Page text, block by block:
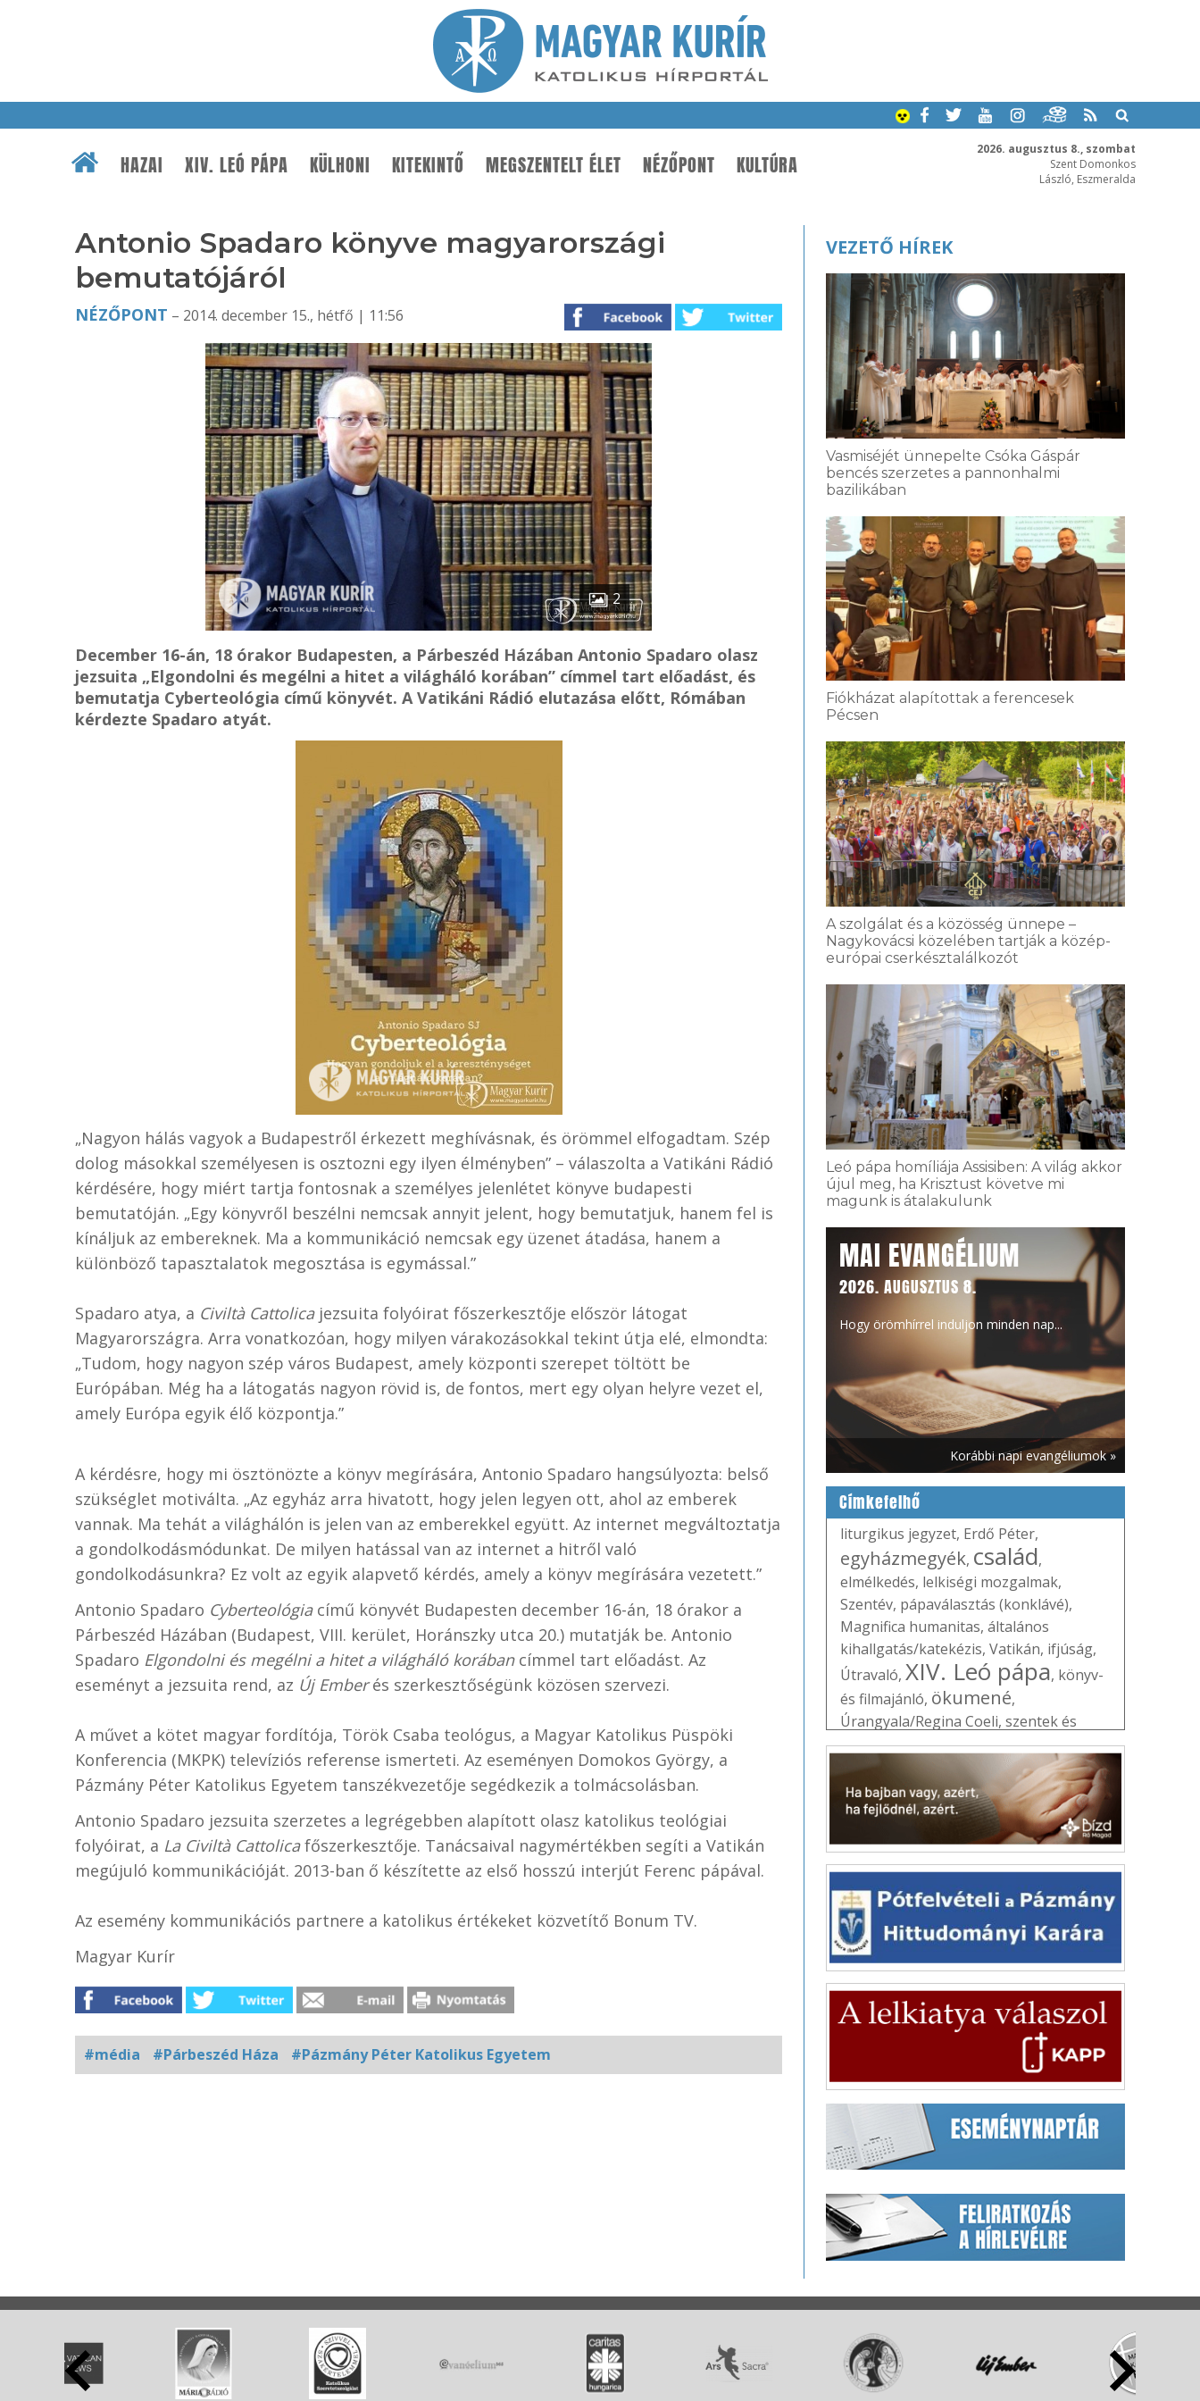
2026. augusztus 8., szombat
Szent Domonkos
László, Eszmeralda
HAZAI XIV. LEÓ PÁPA KÜLHONI KITEKINTŐ MEGSZENTELT ÉLET NÉZŐPONT KULTÚRA
Antonio Spadaro könyve magyarországi
bemutatójáról
NÉZŐPONT – 2014. december 15., hétfő | 11:56
2
December 16-án, 18 órakor Budapesten, a Párbeszéd Házában Antonio Spadaro olasz
jezsuita „Elgondolni és megélni a hitet a világháló korában” címmel tart előadást, és
bemutatja Cyberteológia című könyvét. A Vatikáni Rádió elutazása előtt, Rómában
kérdezte Spadaro atyát.
„Nagyon hálás vagyok a Budapestről érkezett meghívásnak, és örömmel elfogadtam. Szép
dolog másokkal személyesen is osztozni egy ilyen élményben” – válaszolta a Vatikáni Rádió
kérdésére, hogy miért tartja fontosnak a személyes jelenlétet könyve budapesti
bemutatóján. „Egy könyvről beszélni nemcsak annyit jelent, hogy bemutatjuk, hanem fel is
kínáljuk az embereknek. Ma a kommunikáció nemcsak egy üzenet átadása, hanem a
különböző tapasztalatok megosztása is egymással.”
Spadaro atya, a Civiltà Cattolicajezsuita folyóirat főszerkesztője először látogat
Magyarországra. Arra vonatkozóan, hogy milyen várakozásokkal tekint útja elé, elmondta:
„Tudom, hogy nagyon szép város Budapest, amely központi szerepet töltött be
Európában. Még ha a látogatás nagyon rövid is, de fontos, mert egy olyan helyre vezet el,
amely Európa egyik élő központja.”
A kérdésre, hogy mi ösztönözte a könyv megírására, Antonio Spadaro hangsúlyozta: belső
szükséglet motiválta. „Az egyház arra hivatott, hogy jelen legyen ott, ahol az emberek
vannak. Ma tehát a világhálón is jelen van az emberekkel együtt. Az internet megváltoztatja
a gondolkodásmódunkat. De milyen hatással van az internet a hitről való
gondolkodásunkra? Ez volt az egyik alapvető kérdés, amely a könyv megírására vezetett.”
Antonio Spadaro Cyberteológiacímű könyvét Budapesten december 16-án, 18 órakor a
Párbeszéd Házában (Budapest, VIII. kerület, Horánszky utca 20.) mutatják be. Antonio
Spadaro Elgondolni és megélni a hitet a világháló korában címmel tart előadást. Az
eseményt a jezsuita rend, az Új Emberés szerkesztőségünk közösen szervezi.
A művet a kötet magyar fordítója, Török Csaba teológus, a Magyar Katolikus Püspöki
Konferencia (MKPK) televíziós referense ismerteti. Az eseményen Domokos György, a
Pázmány Péter Katolikus Egyetem tanszékvezetője segédkezik a tolmácsolásban.
Antonio Spadaro jezsuita szerzetes a legrégebben alapított olasz katolikus teológiai
folyóirat, a La Civiltà Cattolicafőszerkesztője. Tanácsaival nagymértékben segíti a Vatikán
megújuló kommunikációját. 2013-ban ő készítette az első hosszú interjút Ferenc pápával.
Az esemény kommunikációs partnere a katolikus értékeket közvetítő Bonum TV.
Magyar Kurír
#média #Párbeszéd Háza #Pázmány Péter Katolikus Egyetem
VEZETŐ HÍREK
Vasmiséjét ünnepelte Csóka Gáspár
bencés szerzetes a pannonhalmi
bazilikában
Fiókházat alapítottak a ferencesek
Pécsen
A szolgálat és a közösség ünnepe –
Nagykovácsi közelében tartják a közép-
európai cserkésztalálkozót
Leó pápa homíliája Assisiben: A világ akkor
újul meg, ha Krisztust követve mi
magunk is átalakulunk
MAI EVANGÉLIUM
2026. AUGUSZTUS 8.
Hogy örömhírrel induljon minden nap...
Korábbi napi evangéliumok »
Címkefelhő
liturgikus jegyzet, Erdő Péter,
egyházmegyék, család,
elmélkedés, lelkiségi mozgalmak,
Szentév, pápaválasztás (konklávé),
Magnifica humanitas, általános
kihallgatás/katekézis, Vatikán, ifjúság,
Útravaló, XIV. Leó pápa, könyv-
és filmajánló, ökumené,
Úrangyala/Regina Coeli, szentek és
boldogok